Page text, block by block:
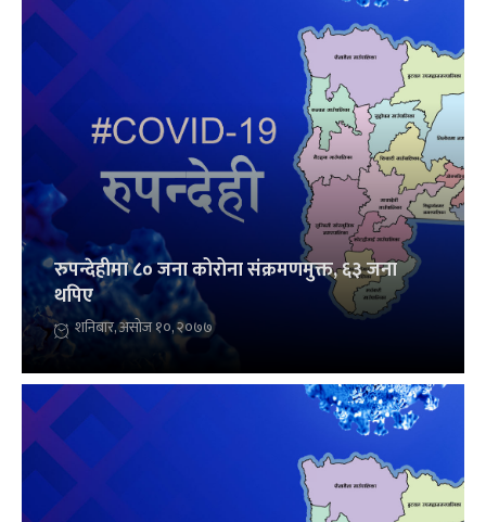
रुपन्देहीमा ८० जना कोरोना संक्रमणमुक्त, ६३ जना
थपिए
शनिबार, असोज १०, २०७७